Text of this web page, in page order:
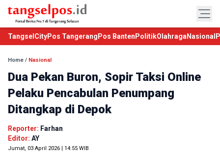
TangselCityPos Tangerang Pos Banten PolitikOlahraga Nasional
Home / Nasional
Dua Pekan Buron, Sopir Taksi Online
Pelaku Pencabulan Penumpang
Ditangkap di Depok
Reporter: Farhan
Editor: AY
Jumat, 03 April 2026 | 14:55 WIB